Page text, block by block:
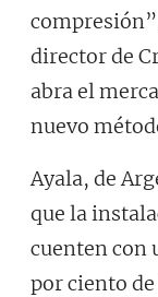
director de
abra el
nuevo
Ayala, de
que la
cuenten con
por ciento